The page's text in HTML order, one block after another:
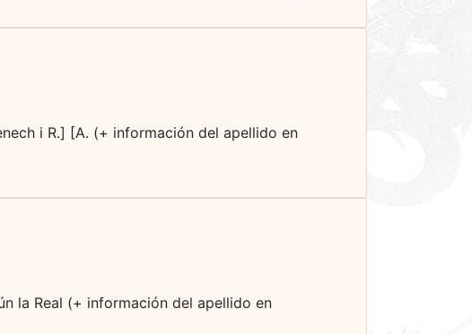
i R.] [A. (+ información del apellido en
la Real (+ información del apellido en